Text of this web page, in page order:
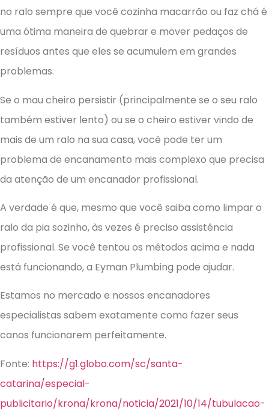
no ralo sempre que você cozinha macarrão ou faz chá é
uma ótima maneira de quebrar e mover pedaços de
resíduos antes que eles se acumulem em grandes
problemas.
Se o mau cheiro persistir (principalmente se o seu ralo
também estiver lento) ou se o cheiro estiver vindo de
mais de um ralo na sua casa, você pode ter um
problema de encanamento mais complexo que precisa
da atenção de um encanador profissional.
A verdade é que, mesmo que você saiba como limpar o
ralo da pia sozinho, às vezes é preciso assistência
profissional. Se você tentou os métodos acima e nada
está funcionando, a Eyman Plumbing pode ajudar.
Estamos no mercado e nossos encanadores
especialistas sabem exatamente como fazer seus
canos funcionarem perfeitamente.
Fonte: https://g1.globo.com/sc/santa-
catarina/especial-
publicitario/krona/krona/noticia/2021/10/14/tubulacao-